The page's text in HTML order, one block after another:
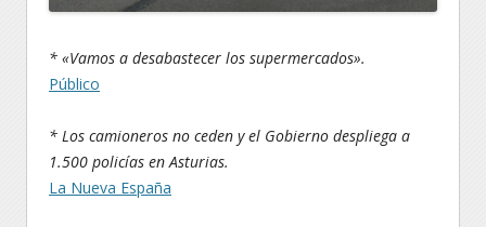
* «Vamos a desabastecer los supermercados».
Público
* Los camioneros no ceden y el Gobierno despliega a
1.500 policías en Asturias.
La Nueva España